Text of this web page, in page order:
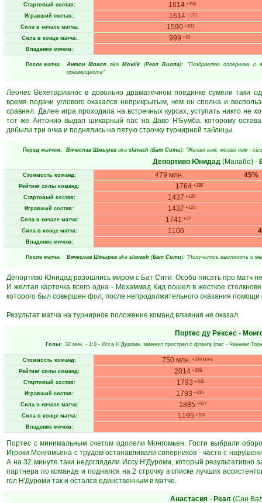
Стартовый состав: 1614 +156
Игравший состав: 1614 +173
Сила в начале матча: 1590 +101
Сила в конце матча: 999 +41
Владение мячом:
После матча: Антон Мовля aka Movlik (Реал Вилла): "Поздравляю соперника с
преимуществ"
Леонес Вехетарианос в довольно драматичном поединке сумели
время подачи углового оказался неприкрытым, чем он сполна и
сравнял. Далее игра проходила на встречных курсах, уступать никто не
тот же Антонио выдал шикарный пас на Даво Н'Бумба, которому
добыли три очка и поднялись на пятую строчку турнирной таблицы.
Перед матчем: Вячеслав Шмырев aka slavash (Бат Сити): "Желаю вам, желаю нам -
Депортиво Юнидад (Малабо) -
Стоимость команд: 45%
479 млн.
Рейтинг силы команд: 1764 +395
Стартовый состав: 1437 +125
Игравший состав: 1437 +122
Сила в начале матча: 1741 +27
Сила в конце матча: 1106
Владение мячом:
После матча: Вячеслав Шмырев aka slavash (Бат Сити): "Получилось выстоять и
Депортиво Юнидад разошлись миром с Бат Сити. Особо писать про матч
И желтая карточка всего одна - Мохаммад Кид пошел в жесткое
которого был совершен фол, после непродолжительного оказания помощи
Результат матча на турнирное положение команд влияния не оказал.
Портес ду Рексес-
Голы: 32 мин. - 1:0 - Исса Н'Дуроми, замкнул прострел с фланга (пас - Чаннинг
Стоимость команд: 750 млн. +144 млн.
Рейтинг силы команд: 2014 +399
Стартовый состав: 1793 +442
Игравший состав: 1793 +415
Сила в начале матча: 1885 +527
Сила в конце матча: 1195 +316
Владение мячом:
Портес с минимальным счетом одолели Монгомьен. Гости выбрали
Игроки Монгомьена с трудом останавливали соперников - часто с
А на 32 минуте таки недоглядели Иссу Н'Дуроми, который результативно
партнера по команде и поднялся на 2 строчку в списке лучших
гол Н'Дуроми так и остался единственным в матче.
Анастасия - Реал (Сан